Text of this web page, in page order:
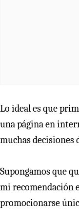
Lo ideal es que
una página en
muchas decisiones
Supongamos que
mi recomendación
promocionarse